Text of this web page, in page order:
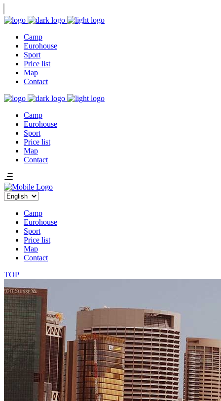
Camp
Eurohouse
Sport
Price list
Map
Contact
Camp
Eurohouse
Sport
Price list
Map
Contact
Choose
languageCamp
Eurohouse
Sport
Price list
Map
Contact
TOP